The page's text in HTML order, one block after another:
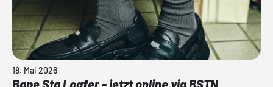
18. Mai 2026
Bape Sta Loafer - jetzt online via BSTN